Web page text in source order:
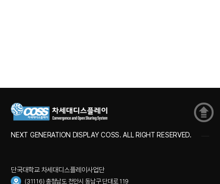
NEXT GENERATION DISPLAY COSS. ALL RIGHT RESERVED.
단국대학교 차세대디스플레이사업단
(31116) 충청남도 천안시 동남구 단대로 119